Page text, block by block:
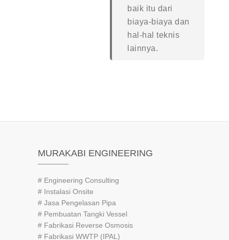
baik itu dari
biaya-biaya dan
hal-hal teknis
lainnya.
MURAKABI ENGINEERING
# Engineering Consulting
# Instalasi Onsite
# Jasa Pengelasan Pipa
# Pembuatan Tangki Vessel
# Fabrikasi Reverse Osmosis
# Fabrikasi WWTP (IPAL)